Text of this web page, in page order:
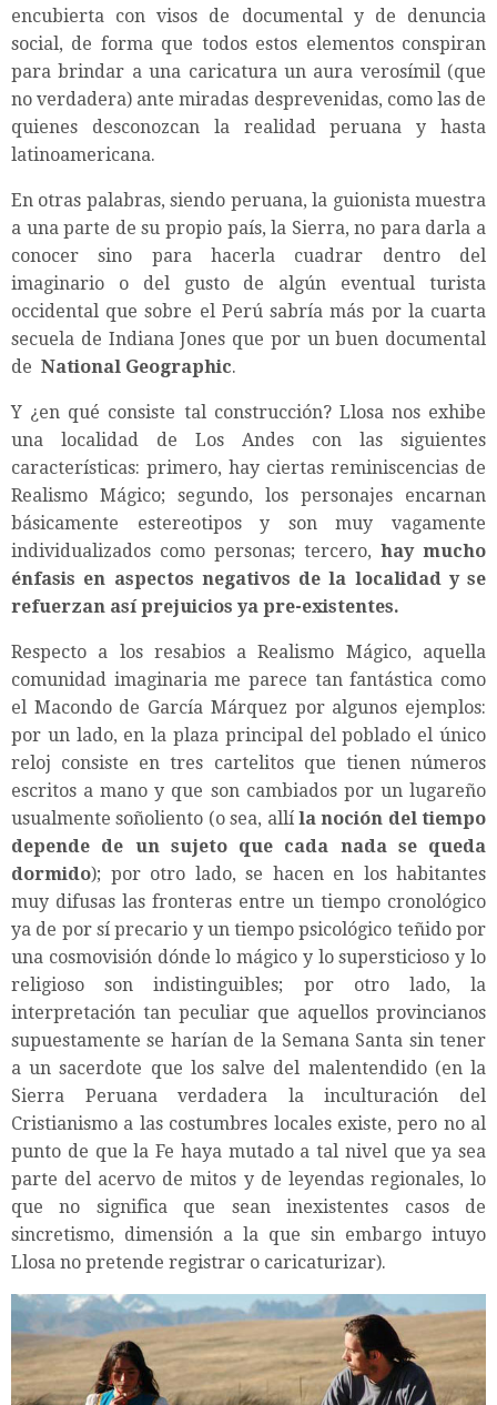
encubierta con visos de documental y de denuncia
social, de forma que todos estos elementos conspiran
para brindar a una caricatura un aura verosímil (que
no verdadera) ante miradas desprevenidas, como las de
quienes desconozcan la realidad peruana y hasta
latinoamericana.
En otras palabras, siendo peruana, la guionista muestra
a una parte de su propio país, la Sierra, no para darla a
conocer sino para hacerla cuadrar dentro del
imaginario o del gusto de algún eventual turista
occidental que sobre el Perú sabría más por la cuarta
secuela de Indiana Jones que por un buen documental
de National Geographic.
Y ¿en qué consiste tal construcción? Llosa nos exhibe
una localidad de Los Andes con las siguientes
características: primero, hay ciertas reminiscencias de
Realismo Mágico; segundo, los personajes encarnan
básicamente estereotipos y son muy vagamente
individualizados como personas; tercero, hay mucho
énfasis en aspectos negativos de la localidad y se
refuerzan así prejuicios ya pre-existentes.
Respecto a los resabios a Realismo Mágico, aquella
comunidad imaginaria me parece tan fantástica como
el Macondo de García Márquez por algunos ejemplos:
por un lado, en la plaza principal del poblado el único
reloj consiste en tres cartelitos que tienen números
escritos a mano y que son cambiados por un lugareño
usualmente soñoliento (o sea, allí la noción del tiempo
depende de un sujeto que cada nada se queda
dormido); por otro lado, se hacen en los habitantes
muy difusas las fronteras entre un tiempo cronológico
ya de por sí precario y un tiempo psicológico teñido por
una cosmovisión dónde lo mágico y lo supersticioso y lo
religioso son indistinguibles; por otro lado, la
interpretación tan peculiar que aquellos provincianos
supuestamente se harían de la Semana Santa sin tener
a un sacerdote que los salve del malentendido (en la
Sierra Peruana verdadera la inculturación del
Cristianismo a las costumbres locales existe, pero no al
punto de que la Fe haya mutado a tal nivel que ya sea
parte del acervo de mitos y de leyendas regionales, lo
que no significa que sean inexistentes casos de
sincretismo, dimensión a la que sin embargo intuyo
Llosa no pretende registrar o caricaturizar).